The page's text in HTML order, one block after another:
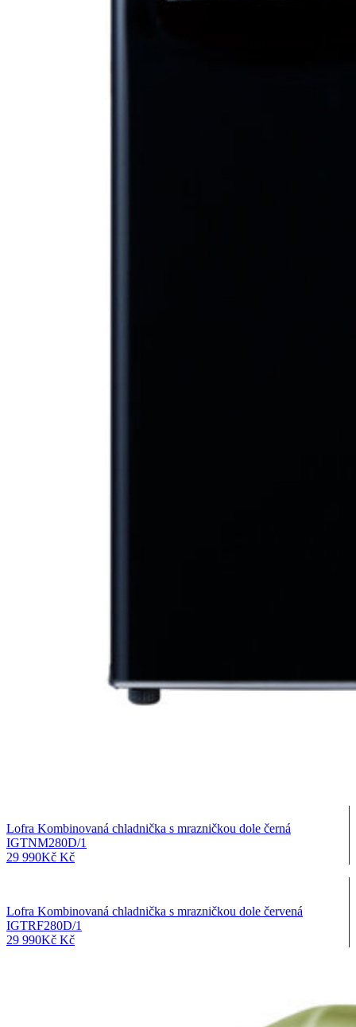
Lofra Kombinovaná chladnička s mrazničkou dole černá
IGTNM280D/1
29 990Kč Kč
Lofra Kombinovaná chladnička s mrazničkou dole červená
IGTRF280D/1
29 990Kč Kč